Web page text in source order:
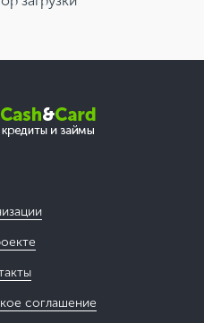
соглашение